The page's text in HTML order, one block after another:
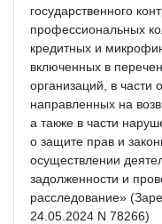
государственного
профессиональных
кредитных и
включенных в
организаций, в части
направленных на
а также в части
о защите прав и
осуществлении
задолженности и
расследование»
24.05.2024 N 78266)